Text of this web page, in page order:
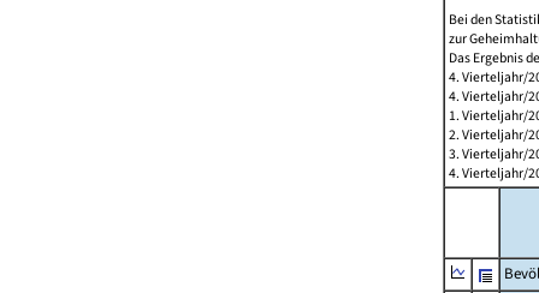
Bei den
zur
Das Ergebnis
4. Vierteljahr/
4. Vierteljahr/
1. Vierteljahr/
2. Vierteljahr/
3. Vierteljahr/
4. Vierteljahr/